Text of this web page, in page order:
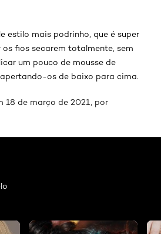
estilo mais podrinho, que é super
os fios secarem totalmente, sem
um pouco de mousse de
os de baixo para cima.
18 de março de 2021, por